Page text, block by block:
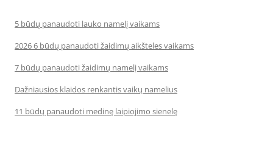
5 būdų panaudoti lauko namelį vaikams
2026 6 būdų panaudoti žaidimų aikšteles vaikams
7 būdų panaudoti žaidimų namelį vaikams
Dažniausios klaidos renkantis vaikų namelius
11 būdų panaudoti medinę laipiojimo sienelę